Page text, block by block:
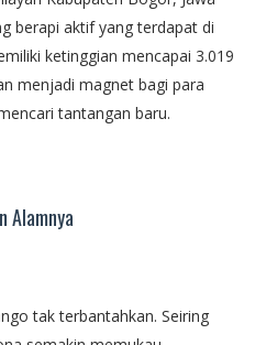
berapi aktif yang terdapat di
ketinggian mencapai 3.019
menjadi magnet bagi para
tantangan baru.
Alamnya
tak terbantahkan. Seiring